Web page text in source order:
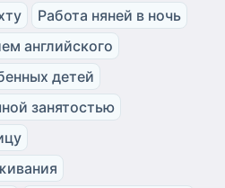
Работа няней в ночь
английского
детей
занятостью